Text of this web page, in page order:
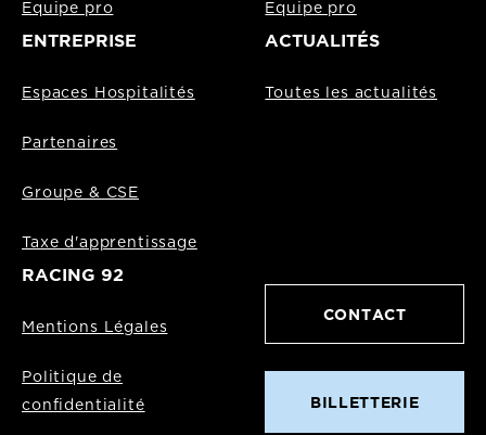
Equipe pro Equipe pro
ENTREPRISE
Espaces Hospitalités
Partenaires
Groupe & CSE
Taxe d'apprentissage
ACTUALITÉS
Toutes les actualités
RACING 92
Mentions Légales
Politique de
confidentialité
CONTACT
BILLETTERIE